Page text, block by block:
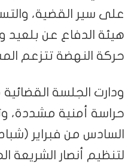
على سير القضية،
حركة النهضة تتزعم
ودارت الجلسة
لتنظيم أنصار الشريعة